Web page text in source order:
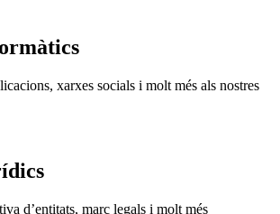
xarxes socials i molt més als nostres
d’entitats, marc legals i molt més